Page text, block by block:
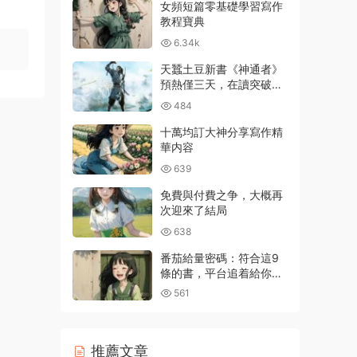
女頻短篇零基礎學習寫作
教程寶典
6.34k
天蠶土豆新書《神通者》
預熱僅三天，在讀突破百
萬 484
十萬均訂大神分享寫作精
華内容
639
免費與付費之争，大概再
次迎來了結局
638
番茄給量密碼：符合這9
條的書，平台追着給你推
流量561
推薦文章